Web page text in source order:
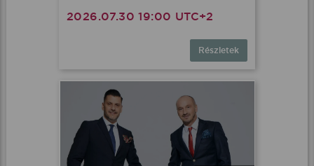
2026.07.30 19:00 UTC+2
Részletek